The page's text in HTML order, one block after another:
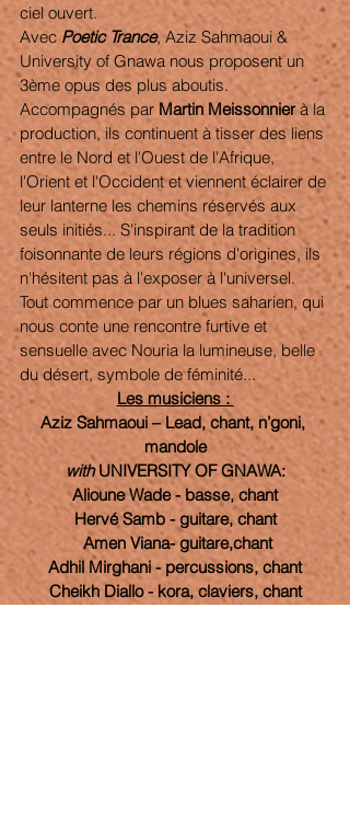
ciel ouvert.
Avec Poetic Trance, Aziz Sahmaoui &
University of Gnawa nous proposent un
3ème opus des plus aboutis.
Accompagnés par Martin Meissonnier à la
production, ils continuent à tisser des liens
entre le Nord et l'Ouest de l'Afrique,
l'Orient et l'Occident et viennent éclairer de
leur lanterne les chemins réservés aux
seuls initiés... S'inspirant de la tradition
foisonnante de leurs régions d'origines, ils
n'hésitent pas à l'exposer à l'universel.
Tout commence par un blues saharien, qui
nous conte une rencontre furtive et
sensuelle avec Nouria la lumineuse, belle
du désert, symbole de féminité...
Les musiciens :
Aziz Sahmaoui – Lead, chant, n’goni,
mandole
with UNIVERSITY OF GNAWA:
Alioune Wade - basse, chant
Hervé Samb - guitare, chant
Amen Viana- guitare,chant
Adhil Mirghani - percussions, chant
Cheikh Diallo - kora, claviers, chant